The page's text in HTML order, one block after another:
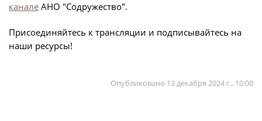
Архив турниров
Регламентирующие документы
Опубликовано 13 декабря 2024 г., 10:00
каналеАНО "Содружество".
Присоединяйтесь к трансляции и подписывайтесь на
наши ресурсы!